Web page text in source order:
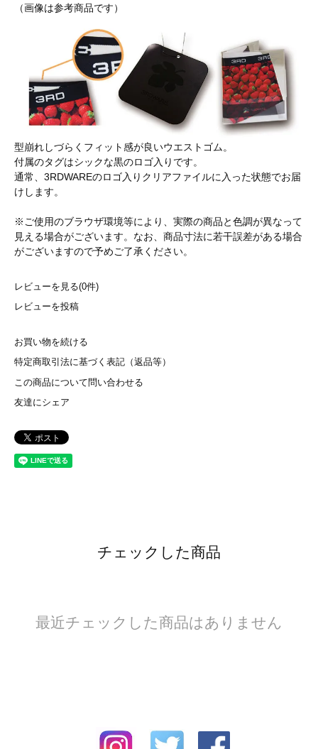
（画像は参考商品です）
型崩れしづらくフィット感が良いウエストゴム。
付属のタグはシックな黒のロゴ入りです。
通常、3RDWAREのロゴ入りクリアファイルに入った状態でお届
けします。
※ご使用のブラウザ環境等により、実際の商品と色調が異なって
見える場合がございます。なお、商品寸法に若干誤差がある場合
がございますので予めご了承ください。
レビューを見る(0件)
レビューを投稿
お買い物を続ける
特定商取引法に基づく表記（返品等）
この商品について問い合わせる
友達にシェア
チェックした商品
最近チェックした商品はありません